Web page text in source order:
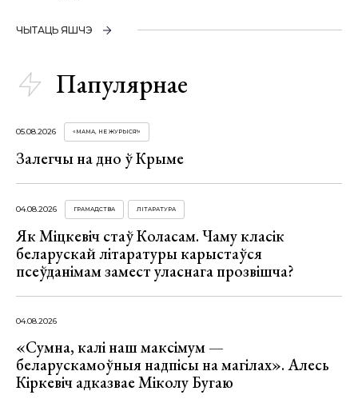
ЧЫТАЦЬ ЯШЧЭ
Папулярнае
05.08.2026 «МАМА, НЕ ЖУРЫСЯ!»
Залегчы на дно ў Крыме
04.08.2026 ГРАМАДСТВА ЛІТАРАТУРА
Як Міцкевіч стаў Коласам. Чаму класік
беларускай літаратуры карыстаўся
псеўданімам замест уласнага прозвішча?
04.08.2026
«Сумна, калі наш максімум —
беларускамоўныя надпісы на магілах». Алесь
Кіркевіч адказвае Міколу Бугаю